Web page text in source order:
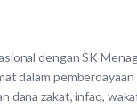
dengan SK
dalam pemberdayaan
dana zakat, infaq,